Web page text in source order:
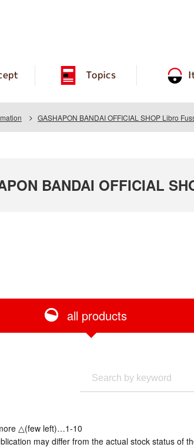
Topics
GASHAPON BANDAI OFFICIAL SHOP Libro
BANDAI OFFICIAL
all products
△(few left)…1-10
may differ from the actual stock status of